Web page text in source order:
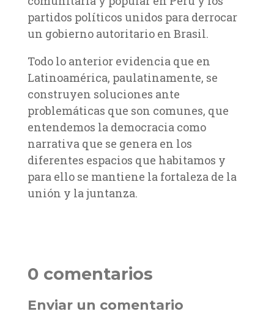
partidos políticos unidos para derrocar
un gobierno autoritario en Brasil.
Todo lo anterior evidencia que en
Latinoamérica, paulatinamente, se
construyen soluciones ante
problemáticas que son comunes, que
entendemos la democracia como
narrativa que se genera en los
diferentes espacios que habitamos y
para ello se mantiene la fortaleza de la
unión y la juntanza.
0 comentarios
Enviar un comentario